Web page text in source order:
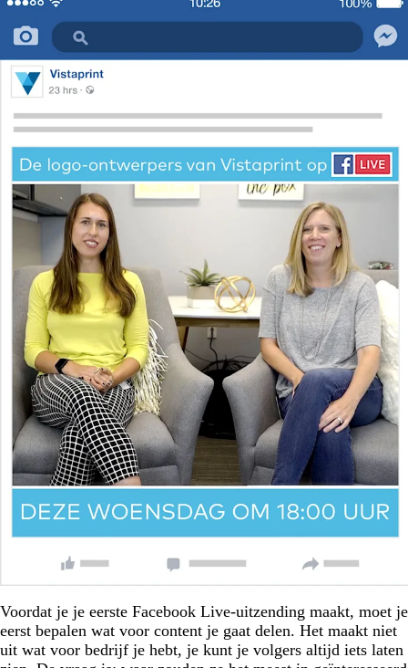
Voordat je je eerste Facebook Live-uitzending maakt, moet je
eerst bepalen wat voor content je gaat delen. Het maakt niet
uit wat voor bedrijf je hebt, je kunt je volgers altijd iets laten